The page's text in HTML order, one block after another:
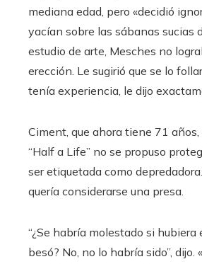
mediana edad, pero «decidió
yacían sobre las sábanas sucias
estudio de arte, Mesches no
erección. Le sugirió que se lo
tenía experiencia, le dijo
Ciment, que ahora tiene 71 años,
“Half a Life” no se propuso
ser etiquetada como
quería considerarse una presa.
“¿Se habría molestado si hubiera
besó? No, no lo habría sido”, dijo.